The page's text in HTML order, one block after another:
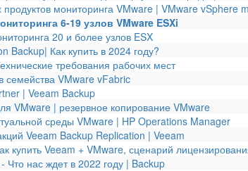
мониторинга VMware | VMware vSphere
6-19 узлов VMware ESXi
20 и более узлов ESX
Backup| Как купить в 2024 году?
требования рабочих мест
семейства VMware vFabric
| Veeam Backup
VMware | резервное копирование VMware
среды VMware | HP Operations Manager
Veeam Backup Replication | Veeam
купить Veeam + VMware, сценарий
Что нас ждет в 2022 году | Backup